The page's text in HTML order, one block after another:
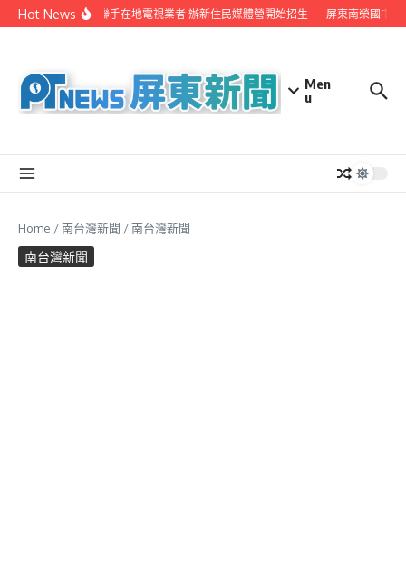
Skip to content
Hot News屏縣府聯手在地電視業者 辦新住民媒體營開始招生 屏東南榮國中
Men
u
Home /南台灣新聞 /南台灣新聞
南台灣新聞